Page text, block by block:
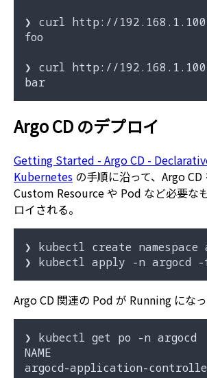
❯ curl http://
foo
❯ curl http://
Argo CD のデプロイ
Getting Started - Argo CD -
Kubernetes の手順に沿って、Argo CD
Custom Resource や Pod など必要な
ロイされる。
❯ kubectl create namespace
Argo CD 関連の Pod が Running になっ
❯ kubectl get po -n argocd
NAME
argocd-application-